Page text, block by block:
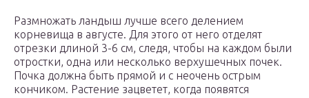
Размножать ландыш лучше всего делением
корневища в августе. Для этого от него отделят
отрезки длиной 3-6 см, следя, чтобы на каждом были
отростки, одна или несколько верхушечных почек.
Почка должна быть прямой и с неочень острым
кончиком. Растение зацветет, когда появятся